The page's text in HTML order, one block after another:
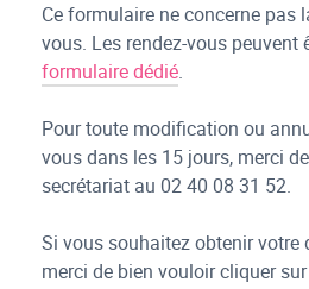
Ce formulaire ne concerne pas
vous. Les rendez-vous peuvent
formulaire dédié.
Pour toute modification ou
vous dans les 15 jours, merci
secrétariat au 02 40 08 31 52.
Si vous souhaitez obtenir votre
merci de bien vouloir cliquer